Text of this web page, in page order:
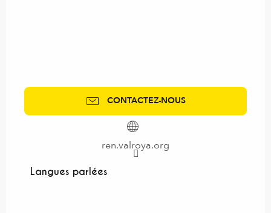
CONTACTEZ-NOUS
ren.valroya.org
Langues parlées
Langues parlées